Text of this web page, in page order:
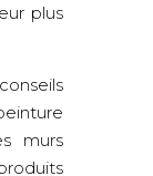
plus
murs